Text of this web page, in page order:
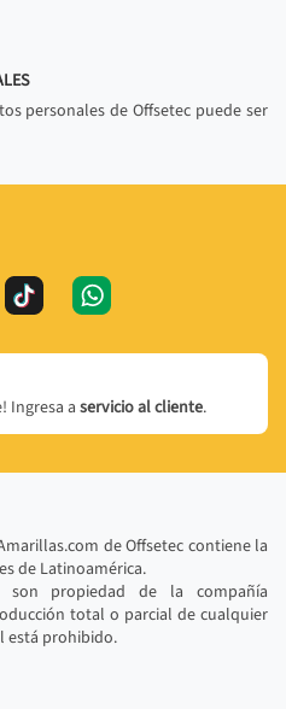
personales de Offsetec puede ser
Ingresa a servicio al cliente.
de Offsetec contiene la
de Latinoamérica.
son propiedad de la compañía
total o parcial de cualquier
está prohibido.